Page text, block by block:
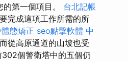
第一個項目。 台北記帳
完成這項工作所需的所
態矯正 seo點擊軟體 中
從高原通道的山坡也受
個警衛塔中的五個仍